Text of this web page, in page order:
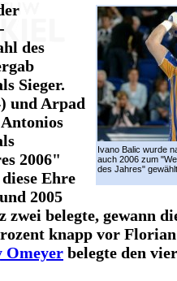
Ivano Balic wurde
auch 2006 zum
des Jahres"
des
Sieger.
und Arpad
2006"
Ehre
2005
belegte, gewann
knapp vor
Omeyer belegte den